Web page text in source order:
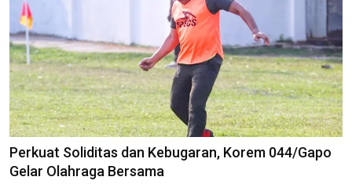
Perkuat Soliditas dan Kebugaran, Korem 044/Gapo
Gelar Olahraga Bersama